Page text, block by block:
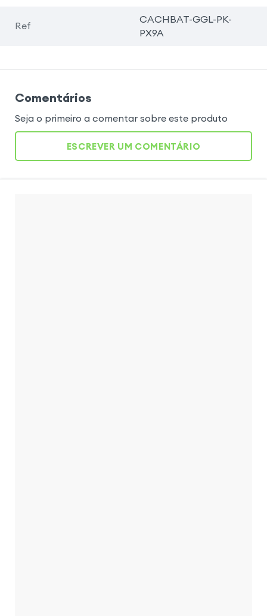
Ref
CACHBAT-GGL-PK-
PX9A
Comentários
Seja o primeiro a comentar sobre este produto
ESCREVER UM COMENTÁRIO